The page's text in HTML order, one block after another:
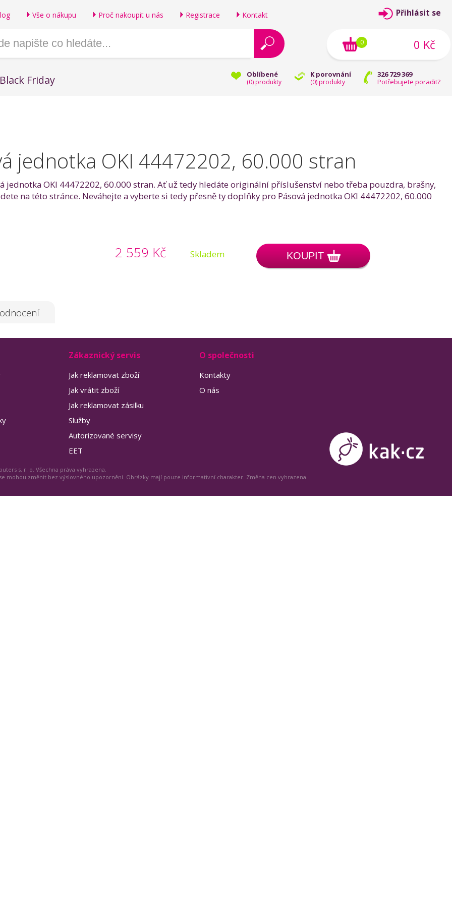
Vše o nákupu Proč nakoupit u nás Registrace Kontakt
Oblíbené
(0) produkty
K porovnání
(0) produkty
326 729 369
Potřebujete poradit?
Black Friday
Přihlásit se
0 Kč
0
jednotka OKI 44472202, 60.000 stran
jednotka OKI 44472202, 60.000 stran. Ať už tedy hledáte originální příslušenství nebo třeba pouzdra, brašny,
na této stránce. Neváhejte a vyberte si tedy přesně ty doplňky pro Pásová jednotka OKI 44472202, 60.000
2 559 Kč Skladem KOUPIT
Zákaznický servis
Jak reklamovat zboží
Jak vrátit zboží
Jak reklamovat zásilku
Služby
Autorizované servisy
EET
O společnosti
Kontakty
O nás
s. r. o. Všechna práva vyhrazena.
mohou změnit bez výslovného upozornění. Obrázky mají pouze informativní charakter. Změna cen vyhrazena.